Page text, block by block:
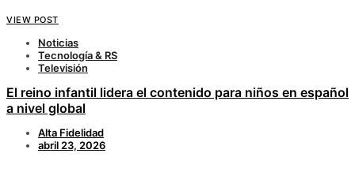
VIEW POST
Noticias
Tecnología & RS
Televisión
El reino infantil lidera el contenido para niños en español
a nivel global
Alta Fidelidad
abril 23, 2026